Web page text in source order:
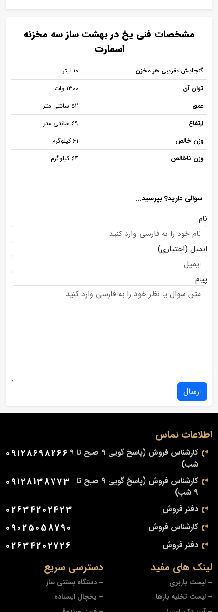
مشخصات فنی یخ در بهشت ساز سه مخزنه
اسمارت
گنجایش تقریبی هر مخزن
10 لیتر
توان آن
1300 وات
عمق
52 سانتی متر
ارتفاع
69 سانتی متر
وزن خالص
61 کیلوگرم
وزن ناخالص
64 کیلوگرم
سوالی دارید؟ بپرسید...
نام
ایمیل (اختیاری)
پیام
ارسال
دسترسی سریع
دستگاه بستنی ساز
یخچال ایستاده
لینک های مفید
لیست باربری
لیست تخلیه بارها
اطلاعات تماس
کارشناس فروش (پاسخ گویی 9 صبح تا 9
شب)
09128698266
کارشناس فروش (پاسخ گویی 9 صبح تا
9 شب)
09128138773
دفتر فروش 02634202423
کارشناس فروش 09025058790
دفتر فروش 02634202726